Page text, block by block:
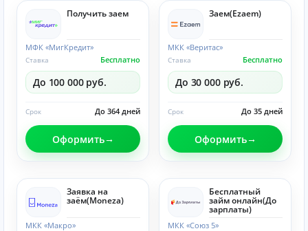
Получить заем
МФК «МигКредит»
Бесплатно
Ставка
До 100 000 руб.
До 364 дней
Срок
Оформить
Заем(Ezaem)
МКК «Веритас»
Бесплатно
Ставка
До 30 000 руб.
До 35 дней
Срок
Оформить
Заявка на
заём(Moneza)
МКК «Макро»
Бесплатный
займ онлайн(До
зарплаты)
МКК «Союз 5»